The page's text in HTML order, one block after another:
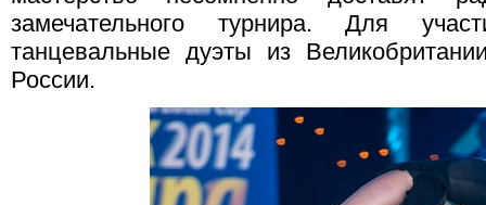
замечательного турнира. Для
танцевальные дуэты из
России.